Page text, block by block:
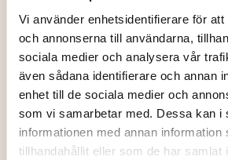
Vi använder enhetsidentifierare för
och annonserna till användarna,
sociala medier och analysera vår
även sådana identifierare och annan
enhet till de sociala medier och
som vi samarbetar med. Dessa kan i
informationen med annan information
tillhandahållit eller som de har samlat
den mest kända är Tjuv-Antes
stabila metallstegar ner till en 1,5
berget. Totalt är grottan hela 30
vara lite utmanade för mindre barn
grottan, men vägen dit går bra. Glöm
Mer om Storrisbergsgrottorna